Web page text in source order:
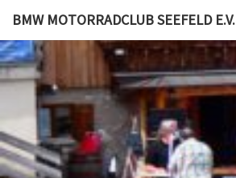
BMW MOTORRADCLUB SEEFELD E.V.